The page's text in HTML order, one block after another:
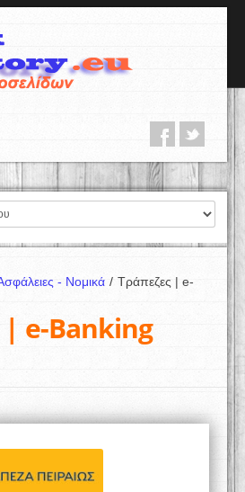
- Νομικά / Τράπεζες | e-
| e-Banking